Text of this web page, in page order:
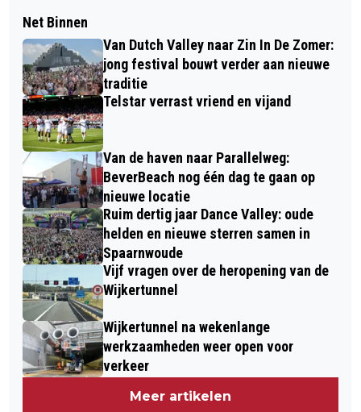
Net Binnen
Van Dutch Valley naar Zin In De Zomer:
jong festival bouwt verder aan nieuwe
traditie
Telstar verrast vriend en vijand
Van de haven naar Parallelweg:
BeverBeach nog één dag te gaan op
nieuwe locatie
Ruim dertig jaar Dance Valley: oude
helden en nieuwe sterren samen in
Spaarnwoude
Vijf vragen over de heropening van de
Wijkertunnel
Wijkertunnel na wekenlange
werkzaamheden weer open voor
verkeer
Meer artikelen